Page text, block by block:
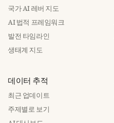
국가 AI 레버 지도
AI 법적 프레임워크
발전 타임라인
생태계 지도
데이터 추적
최근 업데이트
주제별로 보기